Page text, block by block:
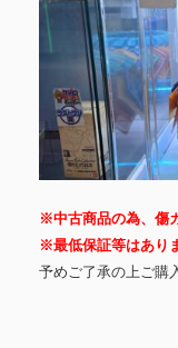
※中古商品の為、傷
※最低保証等はあり
予めご了承の上ご購